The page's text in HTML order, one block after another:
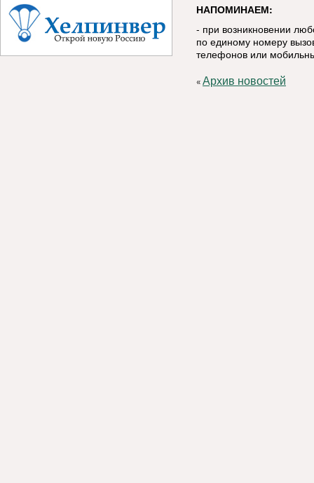
НАПОМИНАЕМ:
- при возникновении
по единому номеру
телефонов или
«Архив новостей